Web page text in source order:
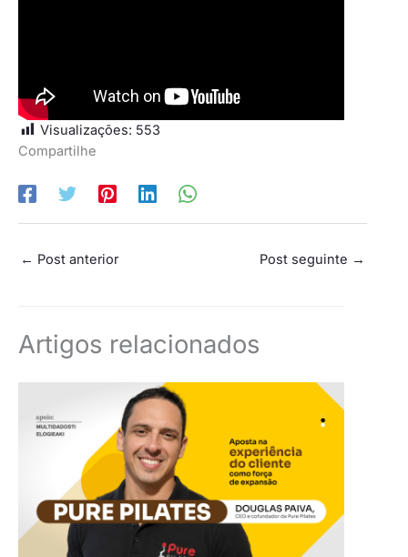
Visualizações: 553
Compartilhe
← Post anterior Post seguinte →
Artigos relacionados